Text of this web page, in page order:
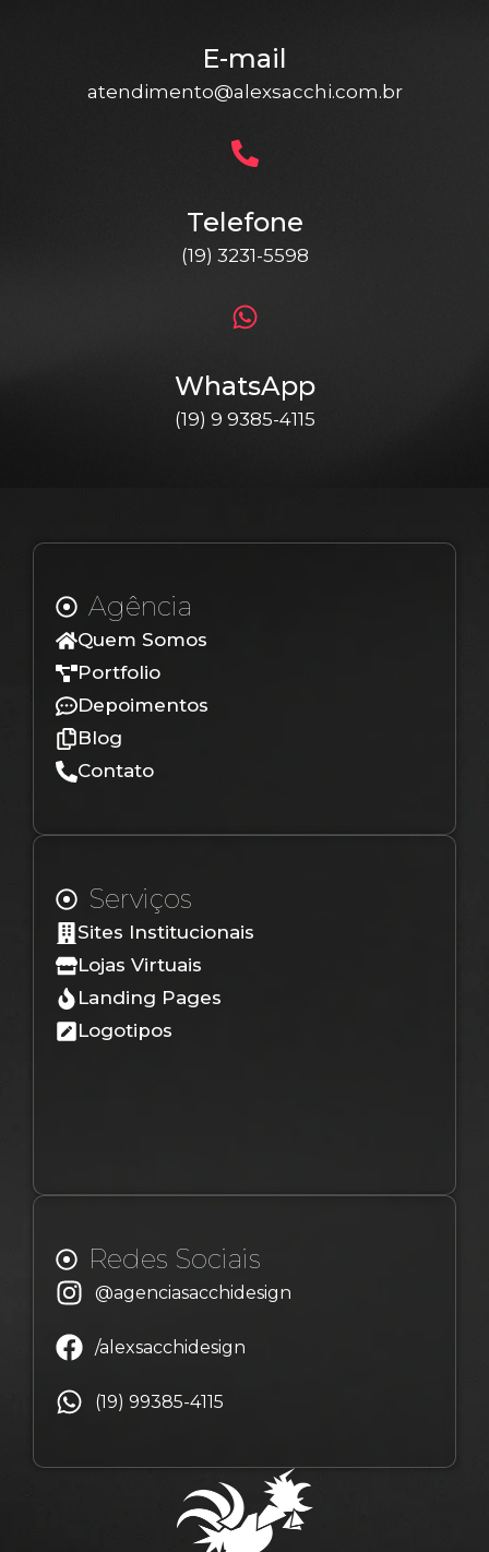
E-mail
atendimento@alexsacchi.com.br
Telefone
(19) 3231-5598
WhatsApp
(19) 9 9385-4115
Agência
Quem Somos
Portfolio
Depoimentos
Blog
Contato
Serviços
Sites Institucionais
Lojas Virtuais
Landing Pages
Logotipos
Redes Sociais
@agenciasacchidesign
/alexsacchidesign
(19) 99385-4115